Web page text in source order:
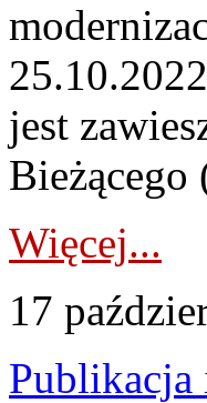
jest
Bieżącego
Więcej...
17
Publikacja